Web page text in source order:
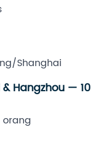
Shanghai
Hangzhou — 10